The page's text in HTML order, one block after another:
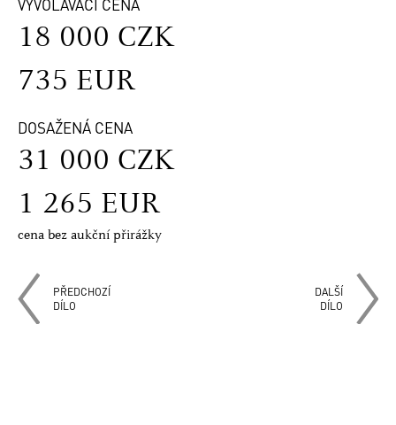
VYVOLÁVACÍ CENA
18 000 CZK
735 EUR
DOSAŽENÁ CENA
31 000 CZK
1 265 EUR
cena bez aukční přirážky
PŘEDCHOZÍ
DÍLO
DALŠÍ
DÍLO